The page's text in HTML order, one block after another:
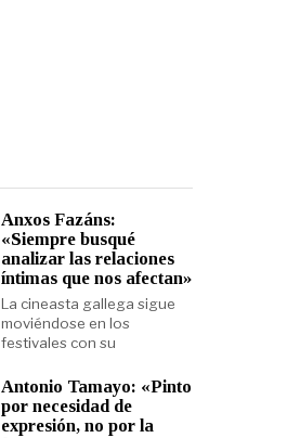
Anxos Fazáns:
«Siempre busqué
analizar las relaciones
íntimas que nos afectan»
La cineasta gallega sigue
moviéndose en los
festivales con su
Antonio Tamayo: «Pinto
por necesidad de
expresión, no por la